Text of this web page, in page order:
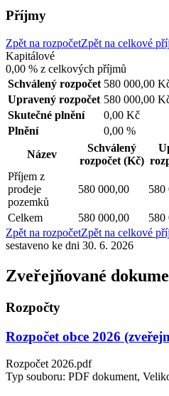
Příjmy
Zpět na rozpočetZpět na celkové
Kapitálové
0,00 % z celkových příjmů
Schválený rozpočet 580 000,00
Upravený rozpočet 580 000,00
Skutečné plnění
0,00 Kč
Plnění
0,00 %
Název
Schválený
rozpočet (Kč)
Příjem z
prodeje
pozemků
580 000,00 580
Celkem 580 000,00 580
Zpět na rozpočetZpět na celkové
sestaveno ke dni 30. 6. 2026
Zveřejňované
Rozpočty
Rozpočet obce 2026
Rozpočet 2026.pdf
Typ souboru: PDF dokument,